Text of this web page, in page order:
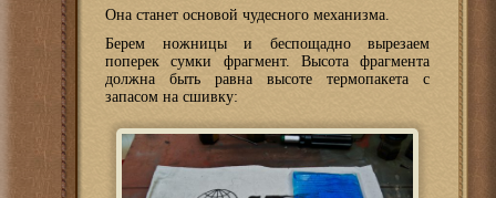
Она станет основой чудесного механизма.
Берем ножницы и беспощадно вырезаем
поперек сумки фрагмент. Высота фрагмента
должна быть равна высоте термопакета с
запасом на сшивку: